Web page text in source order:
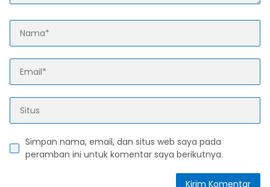
Simpan nama, email, dan situs web saya pada
peramban ini untuk komentar saya berikutnya.